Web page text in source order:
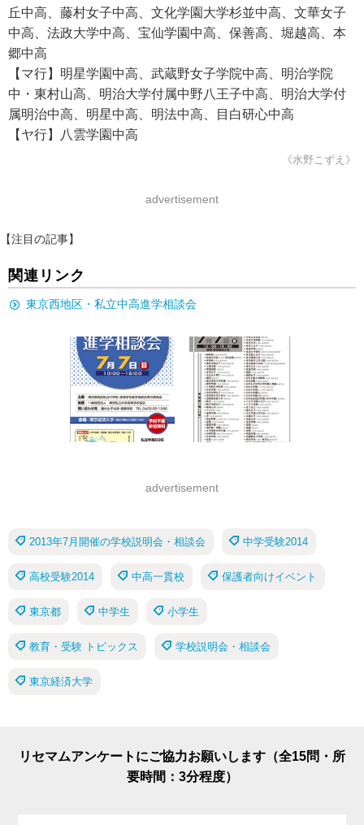
丘中高、藤村女子中高、文化学園大学杉並中高、文華女子
中高、法政大学中高、宝仙学園中高、保善高、堀越高、本
郷中高
【マ行】明星学園中高、武蔵野女子学院中高、明治学院
中・東村山高、明治大学付属中野八王子中高、明治大学付
属明治中高、明星中高、明法中高、目白研心中高
【ヤ行】八雲学園中高
《水野こずえ》
advertisement
【注目の記事】
関連リンク
東京西地区・私立中高進学相談会
advertisement
2013年7月開催の学校説明会・相談会 中学受験2014
高校受験2014 中高一貫校 保護者向けイベント
東京都 中学生 小学生
教育・受験 トピックス 学校説明会・相談会
東京経済大学
リセマムアンケートにご協力お願いします（全15問・所
要時間：3分程度）